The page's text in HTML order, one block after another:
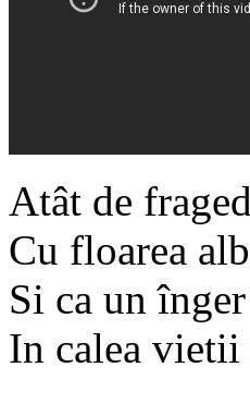
Atât de
Cu floarea
Si ca un
In calea vietii